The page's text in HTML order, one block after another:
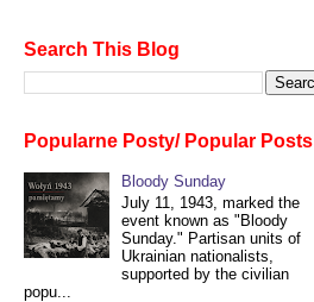
Search This Blog
Popularne Posty/ Popular Posts
Bloody Sunday
July 11, 1943, marked the
event known as "Bloody
Sunday." Partisan units of
Ukrainian nationalists,
supported by the civilian
popu...